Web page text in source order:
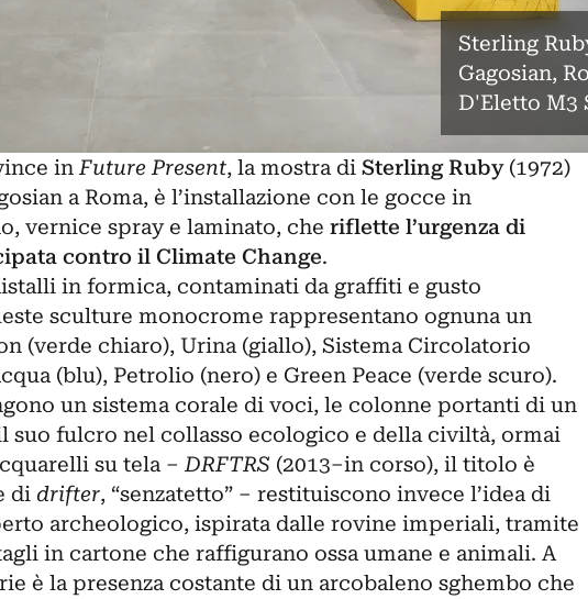
Sterling
Gagosian,
D'Eletto M3
inFuture Present, la mostra di Sterling Ruby(1972)
a Roma, è l’installazione con le gocce in
vernice spray e laminato, che riflette l’urgenza di
contro il Climate Change.
in formica, contaminati da graffiti e gusto
sculture monocrome rappresentano ognuna un
(verde chiaro), Urina (giallo), Sistema Circolatorio
(blu), Petrolio (nero) e Green Peace (verde scuro).
un sistema corale di voci, le colonne portanti di un
suo fulcro nel collasso ecologico e della civiltà, ormai
su tela ‒DRFTRS (2013–in corso), il titolo è
di drifter, “senzatetto” ‒ restituiscono invece l’idea di
archeologico, ispirata dalle rovine imperiali, tramite
in cartone che raffigurano ossa umane e animali. A
è la presenza costante di un arcobaleno sghembo che